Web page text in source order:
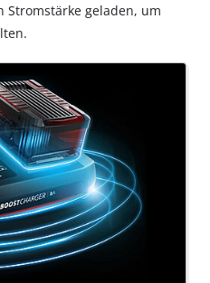
Stromstärke geladen, um